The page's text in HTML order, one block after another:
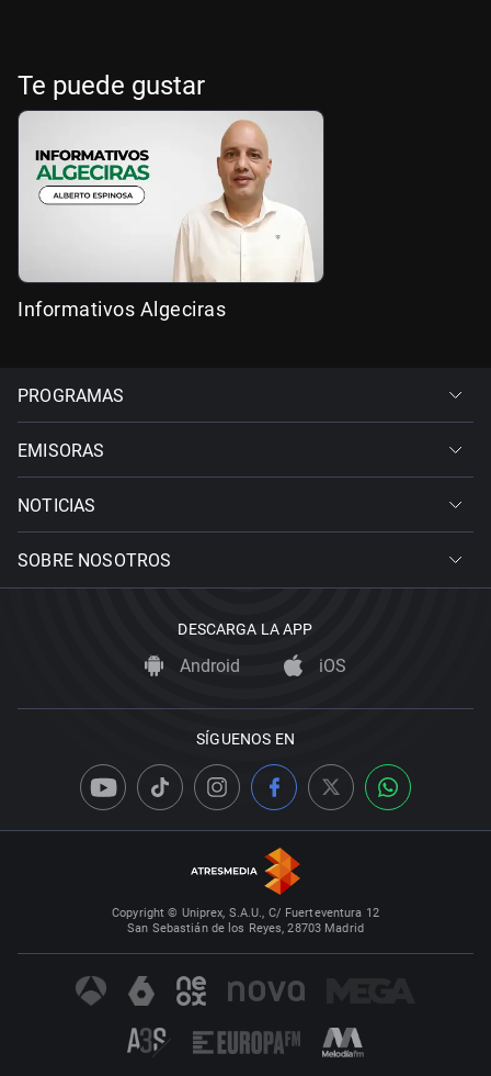
Te puede gustar
Informativos Algeciras
PROGRAMAS
EMISORAS
NOTICIAS
SOBRE NOSOTROS
DESCARGA LA APP
Android iOS
SÍGUENOS EN
Copyright © Uniprex, S.A.U., C/ Fuerteventura 12
San Sebastián de los Reyes, 28703 Madrid